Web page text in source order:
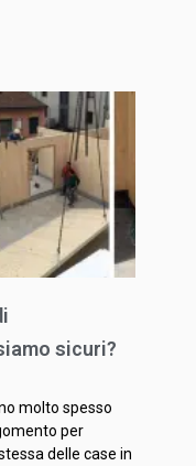
sicuri?
molto spesso
per
delle case in